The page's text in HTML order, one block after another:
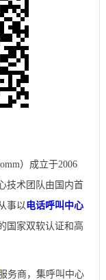
）成立于2006
技术团队由国内首
事以电话呼叫中心
国家双软认证和高
务商，集呼叫中心